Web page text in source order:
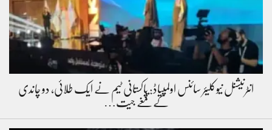
انٹرنیشنل نیوکلیئر سائنس اولمپیاڈ: پاکستانی ٹیم نے ایک طلائی، دو چاندی
کے تمغے جیت…